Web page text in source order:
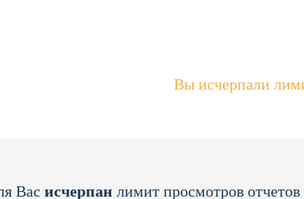
Вы исчерпали
Вас исчерпан лимит просмотров